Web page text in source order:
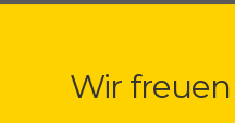
Wir